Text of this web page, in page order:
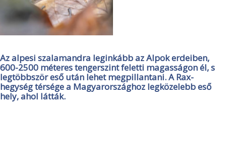
Az alpesi szalamandra leginkább az Alpok erdeiben,
600-2500 méteres tengerszint feletti magasságon él, s
legtöbbször eső után lehet megpillantani. A Rax-
hegység térsége a Magyarországhoz legközelebb eső
hely, ahol látták.